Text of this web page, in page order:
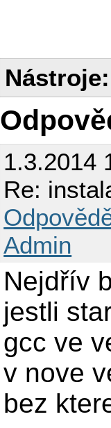
Nástroje:
1.3.2014
Re:
Admin
Nejdřív
jestli
gcc ve
v nove
bez